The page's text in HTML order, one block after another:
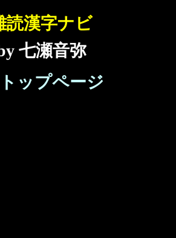
読漢字ナビ
七瀬音弥
ップページ